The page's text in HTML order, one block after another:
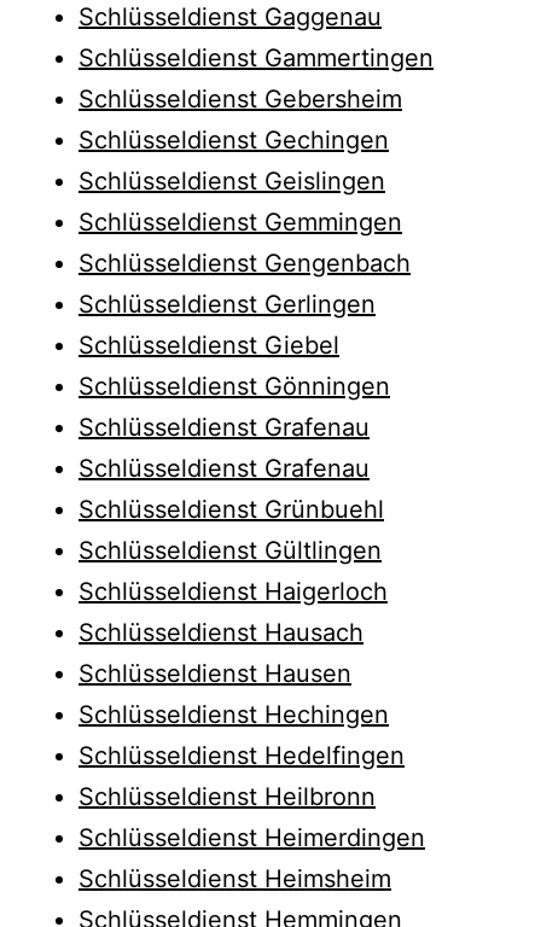
Schlüsseldienst Gaggenau
Schlüsseldienst Gammertingen
Schlüsseldienst Gebersheim
Schlüsseldienst Gechingen
Schlüsseldienst Geislingen
Schlüsseldienst Gemmingen
Schlüsseldienst Gengenbach
Schlüsseldienst Gerlingen
Schlüsseldienst Giebel
Schlüsseldienst Gönningen
Schlüsseldienst Grafenau
Schlüsseldienst Grafenau
Schlüsseldienst Grünbuehl
Schlüsseldienst Gültlingen
Schlüsseldienst Haigerloch
Schlüsseldienst Hausach
Schlüsseldienst Hausen
Schlüsseldienst Hechingen
Schlüsseldienst Hedelfingen
Schlüsseldienst Heilbronn
Schlüsseldienst Heimerdingen
Schlüsseldienst Heimsheim
Schlüsseldienst Hemmingen